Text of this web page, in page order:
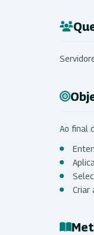
Ao final
Criar